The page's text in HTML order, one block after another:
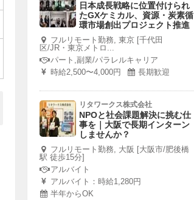
日本成長戦略に位置付けられ
たGXケミカル、資源・炭素循
環市場創出プロジェクト推進
フルリモート勤務, 東京 [千代田
区/JR・東京メトロ...
パート,副業/パラレルキャリア
時給2,500〜4,000円
長期歓迎
リタワークス株式会社
NPOと社会課題解決に挑む仕
事を｜大阪で長期インターン
しませんか？
フルリモート勤務, 大阪 [大阪市/肥後橋
駅 徒歩15分]
アルバイト
アルバイト：時給1,280円
半年からOK